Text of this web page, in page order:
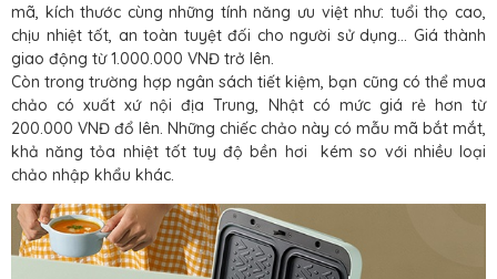
mã, kích thước cùng những tính năng ưu việt như: tuổi thọ cao,
chịu nhiệt tốt, an toàn tuyệt đối cho người sử dụng… Giá thành
giao động từ 1.000.000 VNĐ trở lên.
Còn trong trường hợp ngân sách tiết kiệm, bạn cũng có thể mua
chảo có xuất xứ nội địa Trung, Nhật có mức giá rẻ hơn từ
200.000 VNĐ đổ lên. Những chiếc chảo này có mẫu mã bắt mắt,
khả năng tỏa nhiệt tốt tuy độ bền hơi kém so với nhiều loại
chảo nhập khẩu khác.